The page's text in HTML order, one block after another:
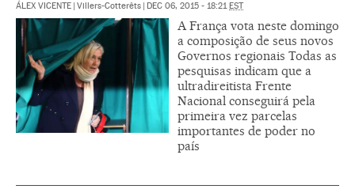
ÁLEX VICENTE | Villers-Cotterêts | DEC 06, 2015 - 18:21EST
A França vota neste domingo
a composição de seus novos
Governos regionais Todas as
pesquisas indicam que a
ultradireitista Frente
Nacional conseguirá pela
primeira vez parcelas
importantes de poder no
país